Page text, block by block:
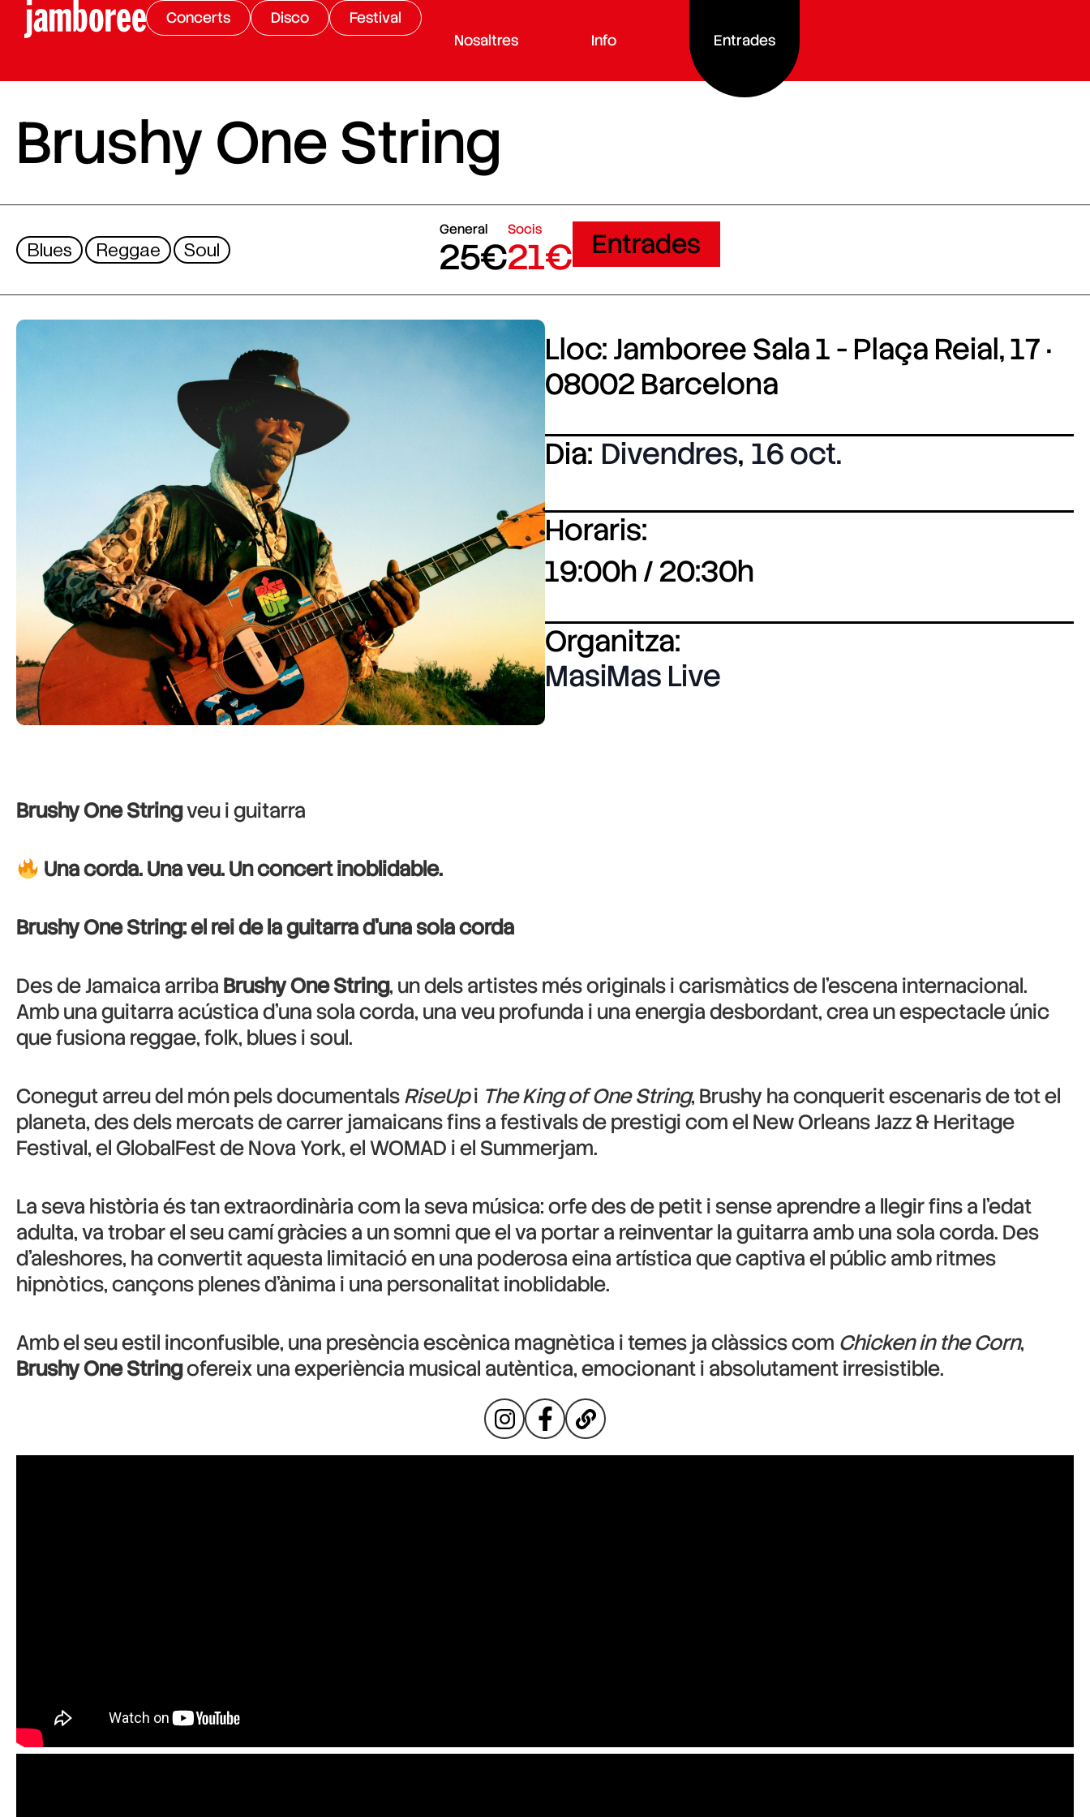
Concerts Disco
Festival
Nosaltres
Info Entrades
Brushy One String
Blues Reggae Soul
General
25€
Socis
21€ Entrades
Lloc: Jamboree Sala 1 - Plaça Reial, 17 ·
08002 Barcelona
Dia: Divendres, 16 oct.
Horaris:
19:00h / 20:30h
Organitza:
MasiMas Live
Brushy One Stringveu i guitarra
Una corda. Una veu. Un concert inoblidable.
Brushy One String: el rei de la guitarra d’una sola corda
Des de Jamaica arriba Brushy One String, un dels artistes més originals i carismàtics de l’escena internacional.
Amb una guitarra acústica d’una sola corda, una veu profunda i una energia desbordant, crea un espectacle únic
que fusiona reggae, folk, blues i soul.
Conegut arreu del món pels documentalsRiseUpi The King of One String, Brushy ha conquerit escenaris de tot el
planeta, des dels mercats de carrer jamaicans fins a festivals de prestigi com el New Orleans Jazz & Heritage
Festival, el GlobalFest de Nova York, el WOMAD i el Summerjam.
La seva història és tan extraordinària com la seva música: orfe des de petit i sense aprendre a llegir fins a l’edat
adulta, va trobar el seu camí gràcies a un somni que el va portar a reinventar la guitarra amb una sola corda. Des
d’aleshores, ha convertit aquesta limitació en una poderosa eina artística que captiva el públic amb ritmes
hipnòtics, cançons plenes d’ànima i una personalitat inoblidable.
Amb el seu estil inconfusible, una presència escènica magnètica i temes ja clàssics com Chicken in the Corn,
Brushy One Stringofereix una experiència musical autèntica, emocionant i absolutament irresistible.